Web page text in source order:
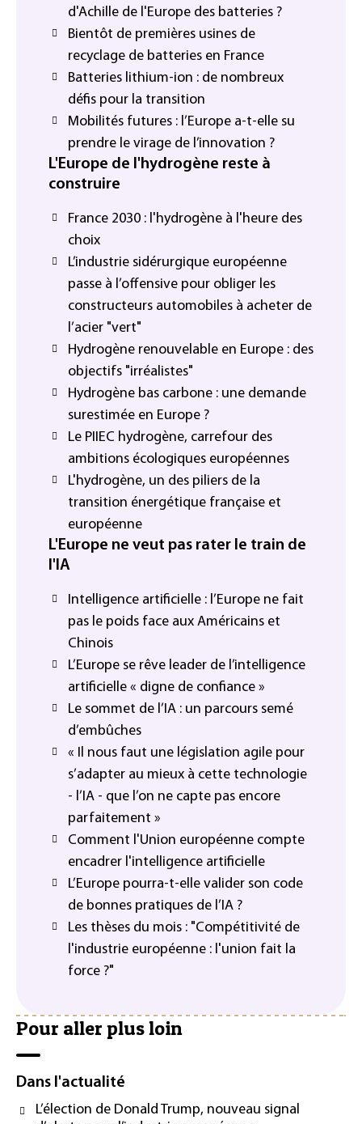
d'Achille de l'Europe des batteries ?
Bientôt de premières usines de
recyclage de batteries en France
Batteries lithium-ion : de nombreux
défis pour la transition
Mobilités futures : l’Europe a-t-elle su
prendre le virage de l’innovation ?
L'Europe de l'hydrogène reste à
construire
France 2030 : l'hydrogène à l'heure des
choix
L’industrie sidérurgique européenne
passe à l’offensive pour obliger les
constructeurs automobiles à acheter de
l’acier "vert"
Hydrogène renouvelable en Europe : des
objectifs "irréalistes"
Hydrogène bas carbone : une demande
surestimée en Europe ?
Le PIIEC hydrogène, carrefour des
ambitions écologiques européennes
L'hydrogène, un des piliers de la
transition énergétique française et
européenne
L'Europe ne veut pas rater le train de
l'IA
Intelligence artificielle : l’Europe ne fait
pas le poids face aux Américains et
Chinois
L’Europe se rêve leader de l’intelligence
artificielle « digne de confiance »
Le sommet de l’IA : un parcours semé
d’embûches
« Il nous faut une législation agile pour
s’adapter au mieux à cette technologie
- l’IA - que l’on ne capte pas encore
parfaitement »
Comment l'Union européenne compte
encadrer l'intelligence artificielle
L’Europe pourra-t-elle valider son code
de bonnes pratiques de l’IA ?
Les thèses du mois : "Compétitivité de
l'industrie européenne : l'union fait la
force ?"
Pour aller plus loin
Dans l'actualité
L’élection de Donald Trump, nouveau signal